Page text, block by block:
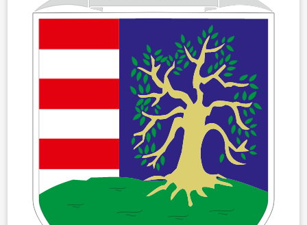
ÖNKORMÁNYZAT
ÜGYINTÉZÉS
KÖZÖSSÉG
HÍREK
VÁLASZTÁSOK